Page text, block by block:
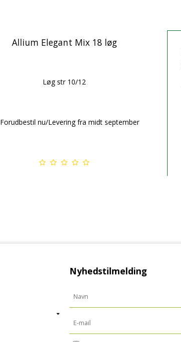
Allium Elegant Mix 18 løg
Løg str 10/12
Forudbestil nu/Levering fra midt september
Nyhedstilmelding